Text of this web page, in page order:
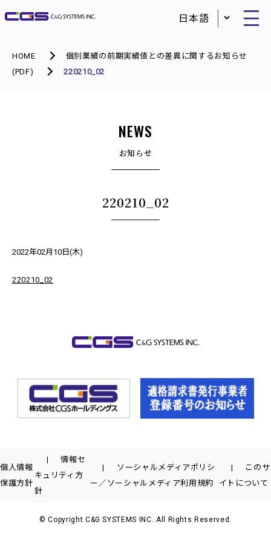
HOME
個別業績の前期実績値との差異に関するお知らせ
(PDF)
220210_02
NEWS
お知らせ
220210_02
2022年02月10日(木)
220210_02
個人情報
保護方針
情報セ
キュリティ方
針
ソーシャルメディアポリシ
ー／ソーシャルメディア利用規約
このサ
イトについて
© Copyright C&G SYSTEMS INC. All Rights Reserved.